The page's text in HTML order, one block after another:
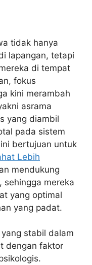
tidak hanya
lapangan, tetapi
di tempat
fokus
kini merambah
asrama
yang diambil
pada sistem
bertujuan untuk
Lebih
mendukung
sehingga mereka
yang optimal
yang padat.
stabil dalam
dengan faktor